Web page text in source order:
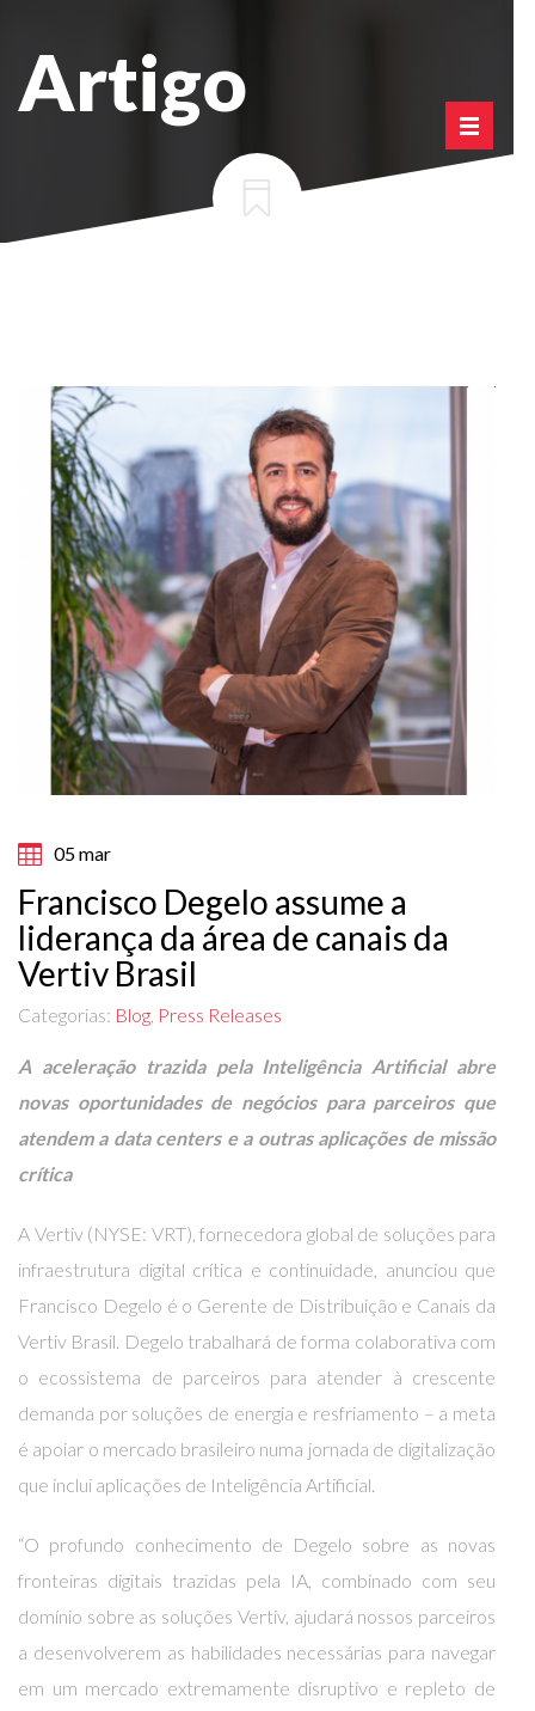
Artigo
05 mar
Francisco Degelo assume a
liderança da área de canais da
Vertiv Brasil
Categorias: Blog Press Releases
A aceleração trazida pela Inteligência Artificial abre
novas oportunidades de negócios para parceiros que
atendem a data centers e a outras aplicações de missão
crítica
A Vertiv(NYSE: VRT), fornecedora global de soluções para
infraestrutura digital crítica e continuidade, anunciou que
Francisco Degelo é o Gerente de Distribuição e Canais da
Vertiv Brasil. Degelo trabalhará de forma colaborativa com
o ecossistema de parceiros para atender à crescente
demanda por soluções de energia e resfriamento – a meta
é apoiar o mercado brasileiro numa jornada de digitalização
que inclui aplicações de Inteligência Artificial.
“O profundo conhecimento de Degelo sobre as novas
fronteiras digitais trazidas pela IA, combinado com seu
domínio sobre as soluções Vertiv, ajudará nossos parceiros
a desenvolverem as habilidades necessárias para navegar
em um mercado extremamente disruptivo e repleto de